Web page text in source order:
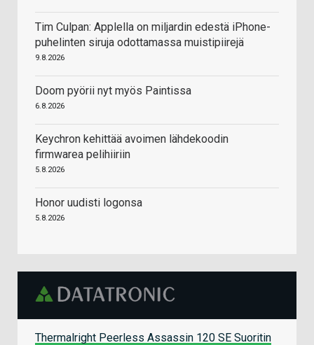
Tim Culpan: Applella on miljardin edestä iPhone-
puhelinten siruja odottamassa muistipiirejä
9.8.2026
Doom pyörii nyt myös Paintissa
6.8.2026
Keychron kehittää avoimen lähdekoodin
firmwarea pelihiiriin
5.8.2026
Honor uudisti logonsa
5.8.2026
Thermalright Peerless Assassin 120 SE Suoritin